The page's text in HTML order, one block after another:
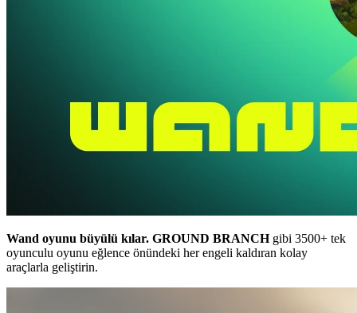
Wand oyunu büyülü kılar. GROUND BRANCHgibi 3500+ tek
oyunculu oyunu eğlence önündeki her engeli kaldıran kolay
araçlarla geliştirin.